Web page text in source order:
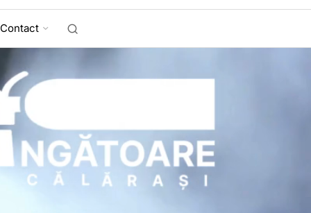
Contact